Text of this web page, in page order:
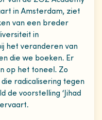
in Amsterdam, ziet
van een breder
in
het veranderen van
die we boeken. Er
op het toneel. Zo
radicalisering tegen
de voorstelling ‘Jihad